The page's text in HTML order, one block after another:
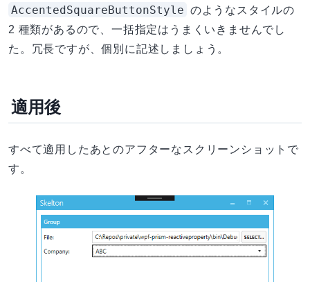
AccentedSquareButtonStyle のようなスタイルの
2 種類があるので、一括指定はうまくいきませんでし
た。冗長ですが、個別に記述しましょう。
適用後
すべて適用したあとのアフターなスクリーンショットで
す。